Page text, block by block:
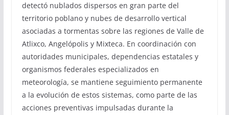
detectó nublados dispersos en gran parte del
territorio poblano y nubes de desarrollo vertical
asociadas a tormentas sobre las regiones de Valle de
Atlixco, Angelópolis y Mixteca. En coordinación con
autoridades municipales, dependencias estatales y
organismos federales especializados en
meteorología, se mantiene seguimiento permanente
a la evolución de estos sistemas, como parte de las
acciones preventivas impulsadas durante la